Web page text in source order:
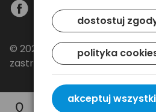
© 2024 Baltrade sp. z o.o. -
zastrzeżone.
dostostuj
polityka
akceptuj